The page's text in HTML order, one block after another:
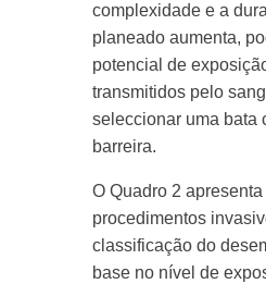
complexidade e a
planeado aumenta,
potencial de
transmitidos pelo
seleccionar uma bata
barreira.
O Quadro 2
procedimentos
classificação do
base no nível de